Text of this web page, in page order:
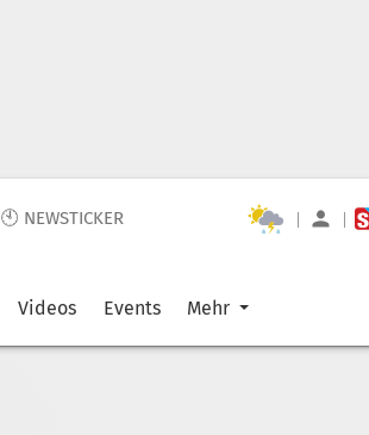
🕙 NEWSTICKER | |
Videos Events Mehr